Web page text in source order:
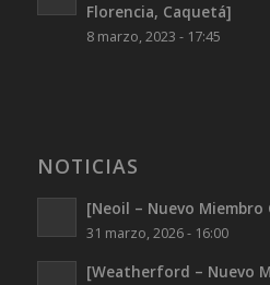
Florencia, Caquetá]
8 marzo, 2023 - 17:45
NOTICIAS
[Neoil – Nuevo
31 marzo, 2026 - 16:00
[Weatherford – Nuevo